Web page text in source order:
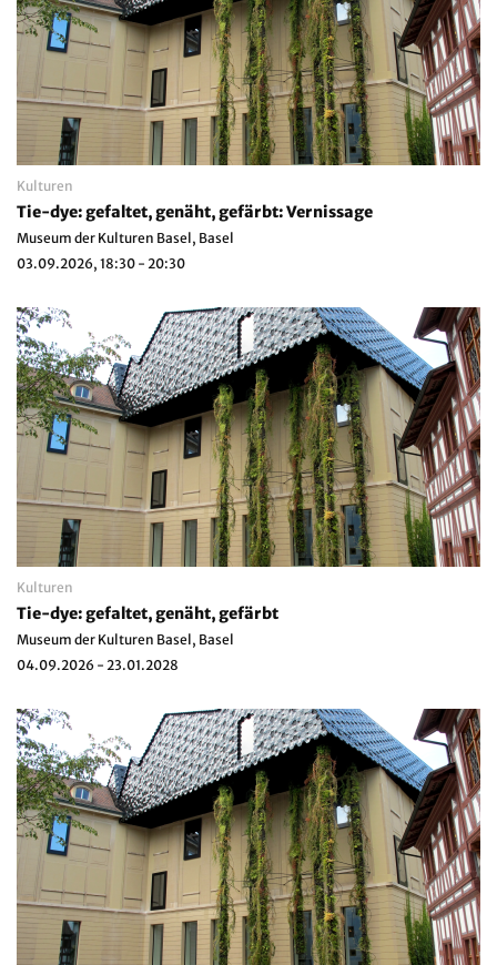
Kulturen
Tie-dye: gefaltet, genäht, gefärbt: Vernissage
Museum der Kulturen Basel, Basel
03.09.2026, 18:30 - 20:30
Kulturen
Tie-dye: gefaltet, genäht, gefärbt
Museum der Kulturen Basel, Basel
04.09.2026 - 23.01.2028